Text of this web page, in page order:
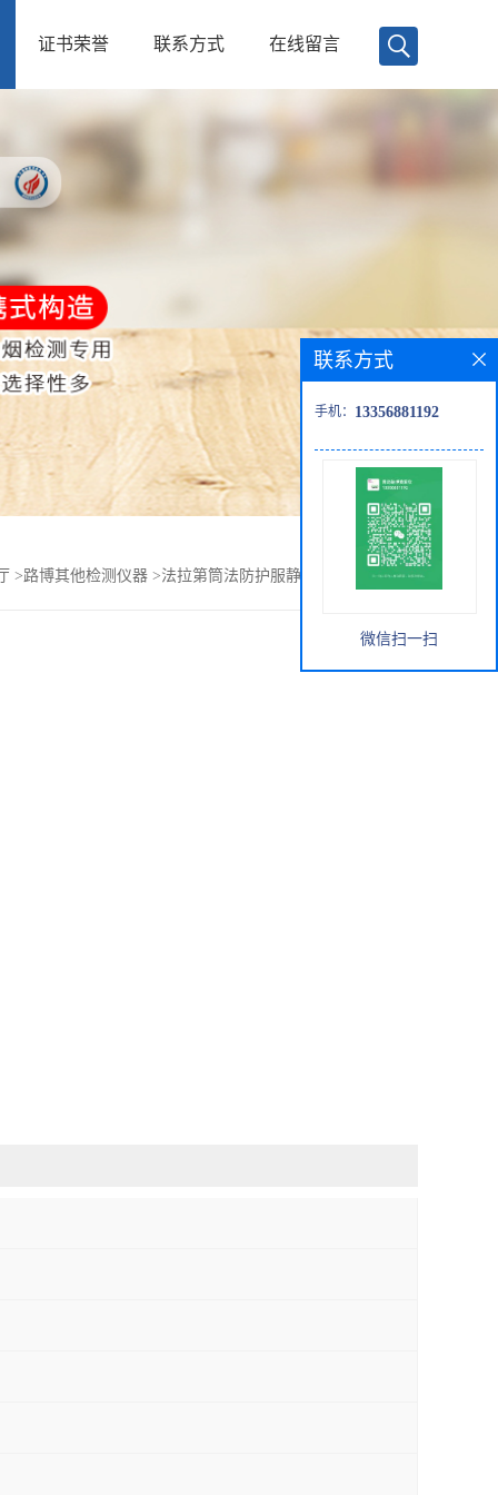
证书荣誉 联系方式 在线留言
>路博其他检测仪器 >法拉第筒法防护服静电测试仪LB-J813
联系方式
手机： 13356881192
微信扫一扫